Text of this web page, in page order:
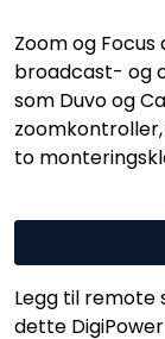
Zoom og
broadcast- og
som Duvo og
to
Legg til remote
dette